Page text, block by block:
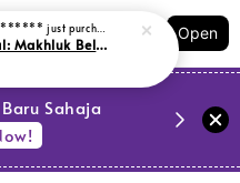
Your Order Open
Sahaja
just purchased
Dimensi Paranormal: Makhluk Belaan (L173, Y30)